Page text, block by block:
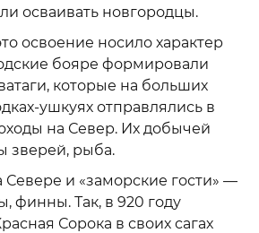
осваивать новгородцы.
освоение носило характер
бояре формировали
которые на больших
ушкуях отправлялись в
на Север. Их добычей
зверей, рыба.
и «заморские гости» —
финны. Так, в 920 году
Сорока в своих сагах